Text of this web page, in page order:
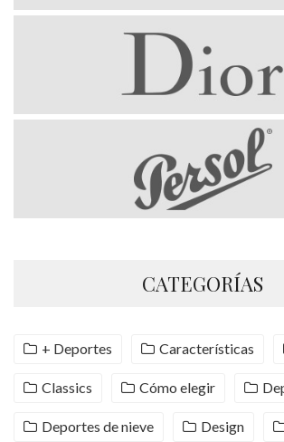
CATEGORÍAS
+ Deportes Características
Classics Cómo elegir
Deportes de nieve Design